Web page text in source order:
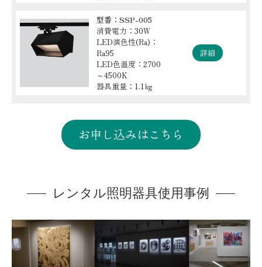
型番：SSP-005
消費電力：30W
LED演色性(Ra)：
Ra95
LED色温度：2700
～4500K
器具重量：1.1㎏
詳細
お申し込みはこちら
レンタル照明器具使用事例